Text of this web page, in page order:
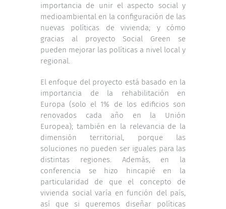
importancia de unir el aspecto social y
medioambiental en la configuración de las
nuevas políticas de vivienda; y cómo
gracias al proyecto Social Green se
pueden mejorar las políticas a nivel local y
regional.
El enfoque del proyecto está basado en la
importancia de la rehabilitación en
Europa (solo el 1% de los edificios son
renovados cada año en la Unión
Europea); también en la relevancia de la
dimensión territorial, porque las
soluciones no pueden ser iguales para las
distintas regiones. Además, en la
conferencia se hizo hincapié en la
particularidad de que el concepto de
vivienda social varía en función del país,
así que si queremos diseñar políticas